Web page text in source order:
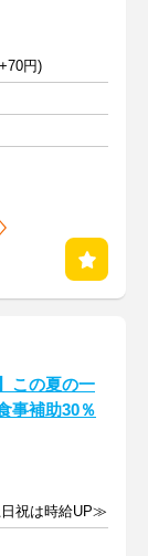
円)
この夏の一
事補助30％
祝は時給UP≫